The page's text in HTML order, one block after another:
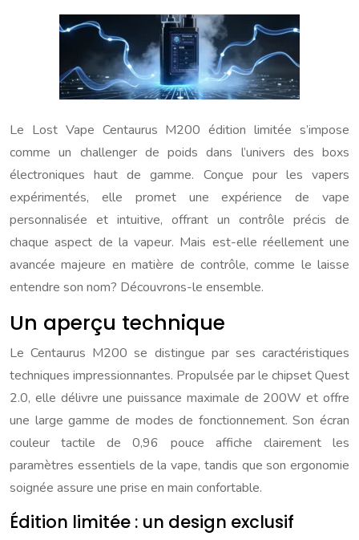
Le Lost Vape Centaurus M200 édition limitée s’impose
comme un challenger de poids dans l’univers des boxs
électroniques haut de gamme. Conçue pour les vapers
expérimentés, elle promet une expérience de vape
personnalisée et intuitive, offrant un contrôle précis de
chaque aspect de la vapeur. Mais est-elle réellement une
avancée majeure en matière de contrôle, comme le laisse
entendre son nom? Découvrons-le ensemble.
Un aperçu technique
Le Centaurus M200 se distingue par ses caractéristiques
techniques impressionnantes. Propulsée par le chipset Quest
2.0, elle délivre une puissance maximale de 200W et offre
une large gamme de modes de fonctionnement. Son écran
couleur tactile de 0,96 pouce affiche clairement les
paramètres essentiels de la vape, tandis que son ergonomie
soignée assure une prise en main confortable.
Édition limitée : un design exclusif